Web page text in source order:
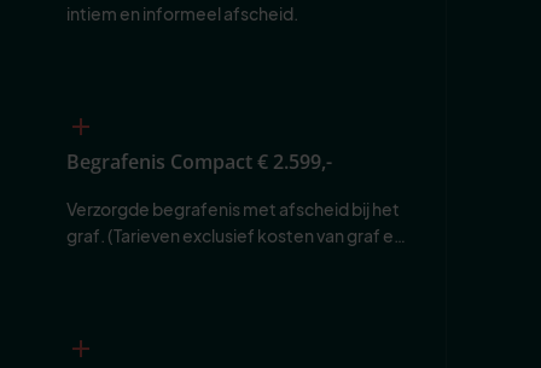
intiem en informeel afscheid.
Begrafenis Compact€ 2.599,-
Verzorgde begrafenis met afscheid bij het
graf. (Tarieven exclusief kosten van graf en